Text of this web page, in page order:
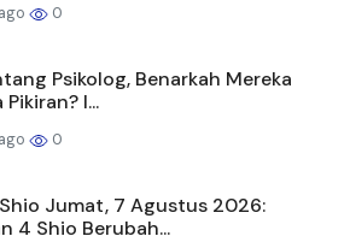
0
Psikolog, Benarkah Mereka
I...
0
Jumat, 7 Agustus 2026:
4 Shio Berubah...